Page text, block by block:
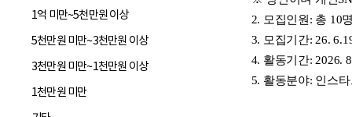
1억 미만~5천만원 이상
5천만원 미만~3천만원 이상
3천만원 미만~1천만원 이상
1천만원 미만